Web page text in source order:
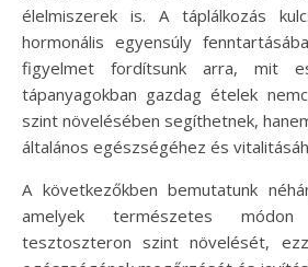
élelmiszerek is. A táplálkozás
hormonális egyensúly
figyelmet fordítsunk arra, mit
tápanyagokban gazdag ételek
szint növelésében segíthetnek,
általános egészségéhez és
A következőkben bemutatunk
amelyek természetes
tesztoszteron szint növelését,